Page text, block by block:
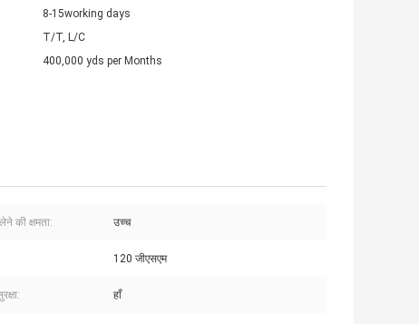
8-15working days
T/T, L/C
400,000 yds per Months
की क्षमता: उच्च
120 जीएसएम
हाँ